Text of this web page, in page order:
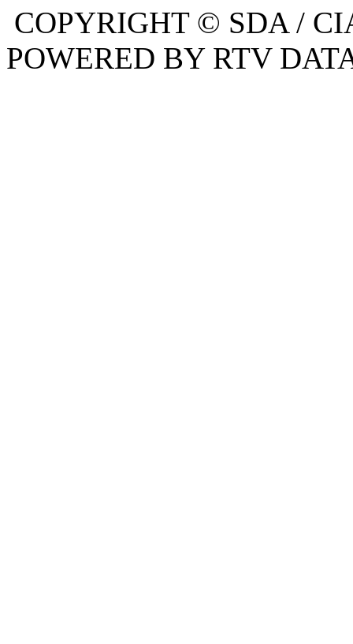
COPYRIGHT © SDA /
POWERED BY RTV